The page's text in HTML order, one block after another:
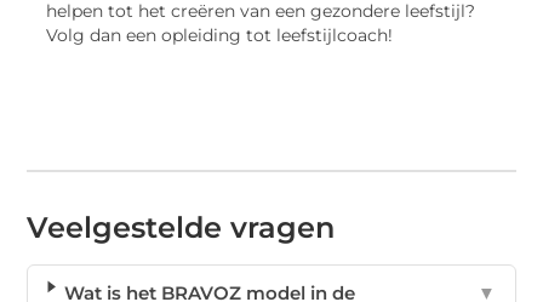
helpen tot het creëren van een gezondere leefstijl?
Volg dan een opleiding tot leefstijlcoach!
Veelgestelde vragen
Wat is het BRAVOZ model in de
▼